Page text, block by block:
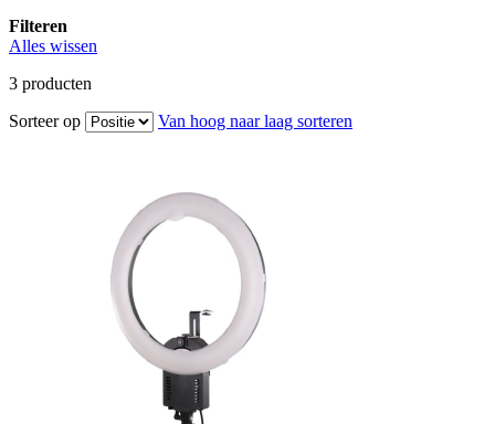
Filteren
Alles wissen
3 producten
Sorteer op
Van hoog naar laag sorteren